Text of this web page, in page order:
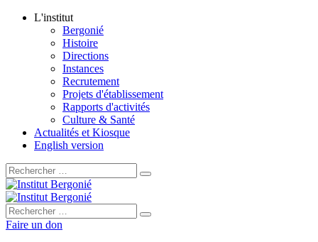
L'institut
Bergonié
Histoire
Directions
Instances
Recrutement
Projets d'établissement
Rapports d'activités
Culture & Santé
Actualités et Kiosque
English version
Rechercher :
Rechercher :
Faire un don